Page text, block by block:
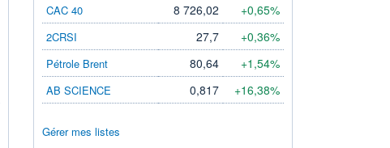
CAC 40 8 726,02 +0,65%
2CRSI 27,7 +0,36%
Pétrole Brent 80,64 +1,54%
AB SCIENCE 0,817 +16,38%
Gérer mes listes